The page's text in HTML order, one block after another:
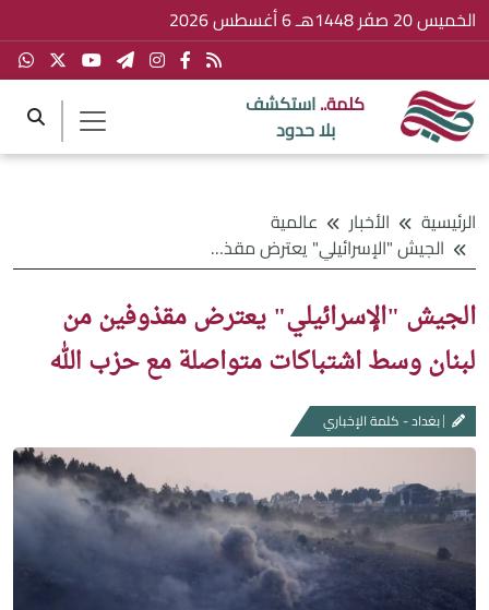
الخميس 20 صفَر 1448هـ 6 أغسطس 2026
كلمة..استكشف
بلا حدود
الرئيسية الأخبار
عالمية
الجيش "الإسرائيلي" يعترض مقذوفين من لبنان وسط اشتباكات متواصلة مع حزب الله
الجيش "الإسرائيلي" يعترض مقذوفين من
لبنان وسط اشتباكات متواصلة مع حزب الله
بغداد - كلمة الإخباري